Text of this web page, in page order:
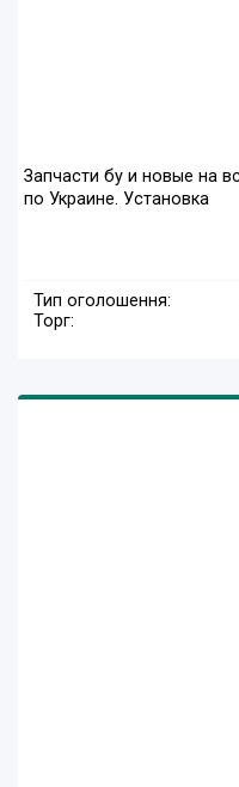
Запчасти бу и новые на
по Украине. Установка
Тип оголошення:
Торг: